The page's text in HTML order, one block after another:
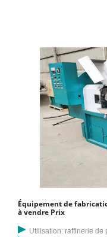
Équipement de
à vendre Prix
Utilisation: raffinerie de